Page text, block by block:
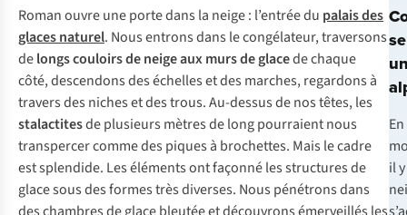
Roman ouvre une porte dans la neige : l’entrée du palais des
glaces naturel. Nous entrons dans le congélateur, traversons
delongs couloirs de neige aux murs de glacede chaque
côté, descendons des échelles et des marches, regardons à
travers des niches et des trous. Au-dessus de nos têtes, les
stalactitesde plusieurs mètres de long pourraient nous
transpercer comme des piques à brochettes. Mais le cadre
est splendide. Les éléments ont façonné les structures de
glace sous des formes très diverses. Nous pénétrons dans
il